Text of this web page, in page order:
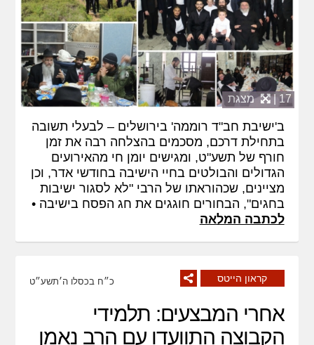
17 | מצגת
ב'ישיבת חב"ד רוממה' בירושלים – לבעלי תשובה
בתחילת דרכם, מסכמים בהצלחה רבה את זמן
חורף של תשע"ט, ומגישים יומן חי מהאירועים
הגדולים והבולטים בחיי הישיבה בחודשי אדר, וכן
מציינים, שכהוראתו של הרבי "לא לסגור ישיבות
בחגים", הבחורים חוגגים את חג הפסח בישיבה •
לכתבה המלאה
קראון הייטס כ״ח בכסלו ה׳תשע״ט
אחרי המבצעים: תלמידי
הקבוצה התוועדו עם הרב נאמן